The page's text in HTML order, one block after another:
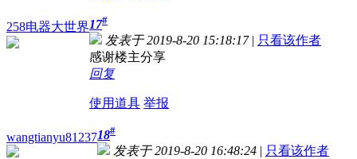
258电器大世界17#
发表于 2019-8-20 15:18:17 | 只看该作者
感谢楼主分享
回复
使用道具 举报
wangtianyu8123718#
发表于 2019-8-20 16:48:24 | 只看该作者